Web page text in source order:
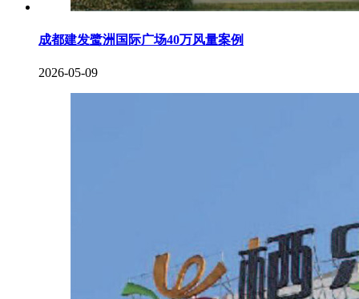
成都建发鹭洲国际广场40万风量案例
2026-05-09